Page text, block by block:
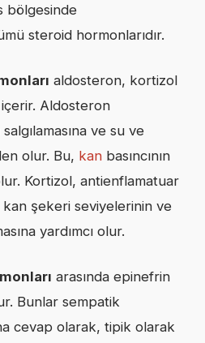
bölgesinde
steroid hormonlarıdır.
aldosteron, kortizol
içerir. Aldosteron
ve su ve
olur. Bu, kan basıncının
Kortizol, antienflamatuar
şekeri seviyelerinin ve
yardımcı olur.
arasında epinefrin
Bunlar sempatik
cevap olarak, tipik olarak